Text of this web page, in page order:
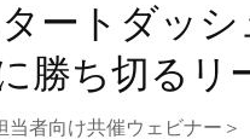
ートダッ
勝ち切るリ
当者向け共催ウェビナー＞